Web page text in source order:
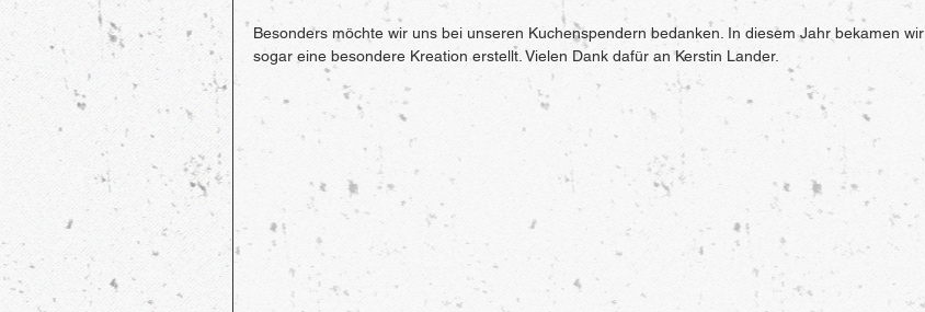
Besonders möchte wir uns bei unseren Kuchenspendern bedanken. In diesem Jahr bekamen wir
sogar eine besondere Kreation erstellt. Vielen Dank dafür an Kerstin Lander.